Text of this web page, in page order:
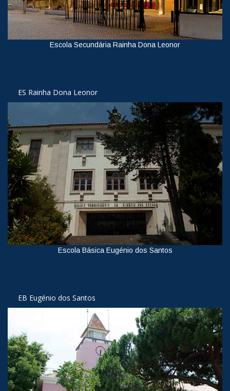
Escola Secundária Rainha Dona Leonor
ES Rainha Dona Leonor
Escola Básica Eugénio dos Santos
EB Eugénio dos Santos